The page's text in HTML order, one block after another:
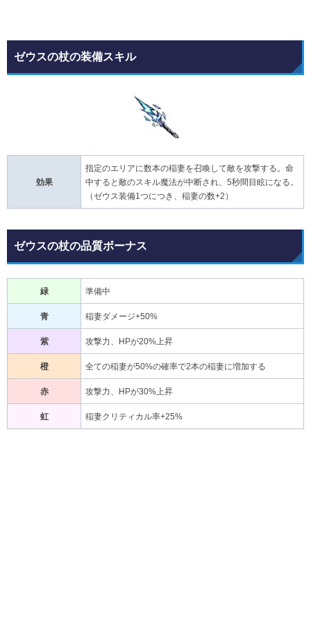
ゼウスの杖の装備スキル
効果
指定のエリアに数本の稲妻を召喚して敵を攻撃する。命
中すると敵のスキル魔法が中断され、5秒間目眩になる。
（ゼウス装備1つにつき、稲妻の数+2）
ゼウスの杖の品質ボーナス
緑 準備中
青 稲妻ダメージ+50%
紫 攻撃力、HPが20%上昇
橙 全ての稲妻が50%の確率で2本の稲妻に増加する
赤 攻撃力、HPが30%上昇
虹 稲妻クリティカル率+25%